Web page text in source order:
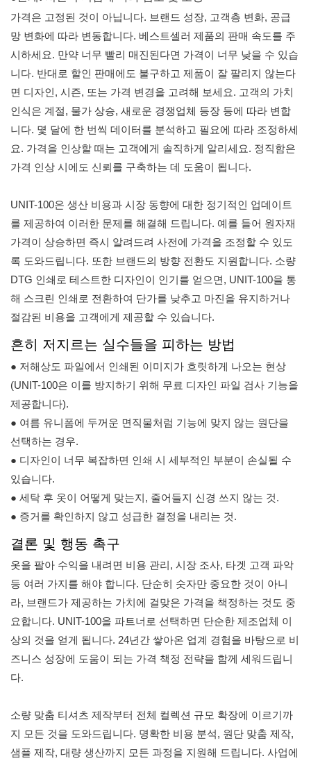
가격은 고정된 것이 아닙니다. 브랜드 성장, 고객층 변화, 공급
망 변화에 따라 변동합니다. 베스트셀러 제품의 판매 속도를 주
시하세요. 만약 너무 빨리 매진된다면 가격이 너무 낮을 수 있습
니다. 반대로 할인 판매에도 불구하고 제품이 잘 팔리지 않는다
면 디자인, 시즌, 또는 가격 변경을 고려해 보세요. 고객의 가치
인식은 계절, 물가 상승, 새로운 경쟁업체 등장 등에 따라 변합
니다. 몇 달에 한 번씩 데이터를 분석하고 필요에 따라 조정하세
요. 가격을 인상할 때는 고객에게 솔직하게 알리세요. 정직함은
가격 인상 시에도 신뢰를 구축하는 데 도움이 됩니다.
UNIT-100은 생산 비용과 시장 동향에 대한 정기적인 업데이트
를 제공하여 이러한 문제를 해결해 드립니다. 예를 들어 원자재
가격이 상승하면 즉시 알려드려 사전에 가격을 조정할 수 있도
록 도와드립니다. 또한 브랜드의 방향 전환도 지원합니다. 소량
DTG 인쇄로 테스트한 디자인이 인기를 얻으면, UNIT-100을 통
해 스크린 인쇄로 전환하여 단가를 낮추고 마진을 유지하거나
절감된 비용을 고객에게 제공할 수 있습니다.
흔히 저지르는 실수들을 피하는 방법
● 저해상도 파일에서 인쇄된 이미지가 흐릿하게 나오는 현상
(UNIT-100은 이를 방지하기 위해 무료 디자인 파일 검사 기능을
제공합니다).
● 여름 유니폼에 두꺼운 면직물처럼 기능에 맞지 않는 원단을
선택하는 경우.
● 디자인이 너무 복잡하면 인쇄 시 세부적인 부분이 손실될 수
있습니다.
● 세탁 후 옷이 어떻게 맞는지, 줄어들지 신경 쓰지 않는 것.
● 증거를 확인하지 않고 성급한 결정을 내리는 것.
결론 및 행동 촉구
옷을 팔아 수익을 내려면 비용 관리, 시장 조사, 타겟 고객 파악
등 여러 가지를 해야 합니다. 단순히 숫자만 중요한 것이 아니
라, 브랜드가 제공하는 가치에 걸맞은 가격을 책정하는 것도 중
요합니다. UNIT-100을 파트너로 선택하면 단순한 제조업체 이
상의 것을 얻게 됩니다. 24년간 쌓아온 업계 경험을 바탕으로 비
즈니스 성장에 도움이 되는 가격 책정 전략을 함께 세워드립니
다.
소량 맞춤 티셔츠 제작부터 전체 컬렉션 규모 확장에 이르기까
지 모든 것을 도와드립니다. 명확한 비용 분석, 원단 맞춤 제작,
샘플 제작, 대량 생산까지 모든 과정을 지원해 드립니다. 사업에